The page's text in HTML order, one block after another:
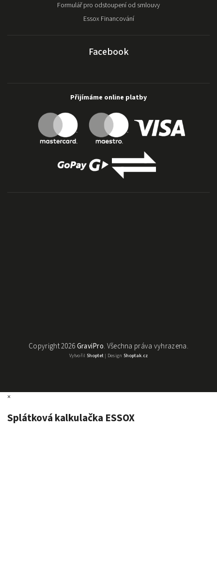
Formulář pro odstoupení od smlouvy
Essox Financování
Facebook
Přijímáme online platby
Copyright 2026GraviPro. Všechna práva vyhrazena.
Vytvořil Shoptet| Design Shoptak.cz
×
Splátková kalkulačka ESSOX